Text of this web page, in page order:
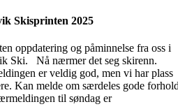
Skisprinten 2025
oppdatering og påminnelse fra oss i
Ski. Nå nærmer det seg skirenn.
er veldig god, men vi har plass
Kan melde om særdeles gode
til søndag er